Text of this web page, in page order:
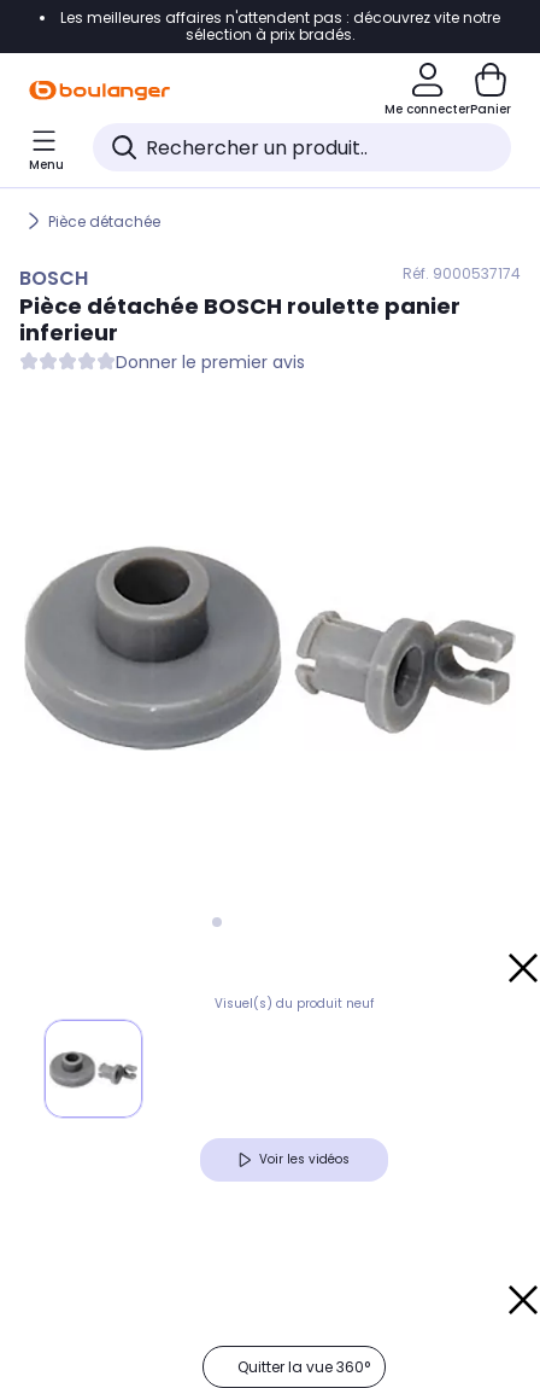
Accéder directement à la navigation
Accéder directement au pied de page
Accéder directement au chatbot
Les meilleures affaires n'attendent pas : découvrez vite notre
sélection à prix bradés.
Me connecterPanier
Menu
Pièce détachée
BOSCH Réf. 9000537174
Pièce détachée BOSCH roulette panier
inferieur
Donner le premier avis
Visuel(s) du produit neuf
Voir les vidéos
Quitter la vue 360°